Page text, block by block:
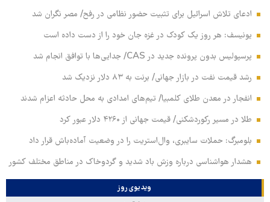
ادعای تلاش اسرائیل برای تثبیت حضور نظامی در رفح/ مصر نگران شد
یونیسف: هر روز یک کودک در غزه جان خود را از دست داده است
پرسپولیس بدون پرونده جدید در CAS/ جدایی‌ها با توافق انجام شد
رشد قیمت نفت در بازار جهانی/ برنت به ۸۳ دلار نزدیک شد
انفجار در معدن طلای کلمبیا/ تیم‌های امدادی به محل حادثه اعزام شدند
طلا در مسیر رکوردشکنی/ قیمت جهانی از ۴۲۶۰ دلار عبور کرد
بلومبرگ: حملات سایبری، وال‌استریت را در وضعیت آماده‌باش قرار داد
هشدار هواشناسی درباره وزش باد شدید و گردوخاک در مناطق مختلف کشور
ویدیوی روز